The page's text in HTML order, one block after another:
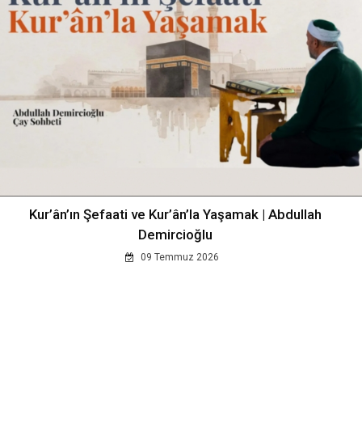
Kur’ân’ın Şefaati ve Kur’ân’la Yaşamak | Abdullah
Demircioğlu
09 Temmuz 2026